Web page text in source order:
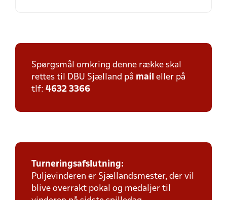
Spørgsmål omkring denne række skal
rettes til DBU Sjælland på mail eller på
tlf: 4632 3366
Turneringsafslutning:
Puljevinderen er Sjællandsmester, der vil
blive overrakt pokal og medaljer til